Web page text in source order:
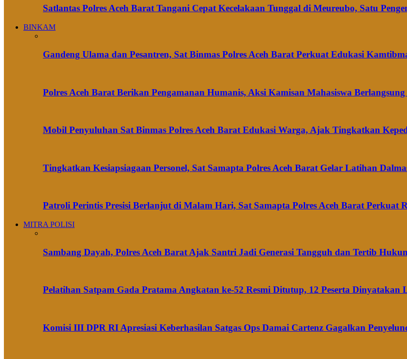
Satlantas Polres Aceh Barat Tangani Cepat Kecelakaan Tunggal di Meureubo, Satu
BINKAM
Gandeng Ulama dan Pesantren, Sat Binmas Polres Aceh Barat Perkuat Edukasi
Polres Aceh Barat Berikan Pengamanan Humanis, Aksi Kamisan Mahasiswa
Mobil Penyuluhan Sat Binmas Polres Aceh Barat Edukasi Warga, Ajak Tingkatkan
Tingkatkan Kesiapsiagaan Personel, Sat Samapta Polres Aceh Barat Gelar Latihan
Patroli Perintis Presisi Berlanjut di Malam Hari, Sat Samapta Polres Aceh Barat Perkuat
MITRA POLISI
Sambang Dayah, Polres Aceh Barat Ajak Santri Jadi Generasi Tangguh dan Tertib
Pelatihan Satpam Gada Pratama Angkatan ke-52 Resmi Ditutup, 12 Peserta Dinyatakan
Komisi III DPR RI Apresiasi Keberhasilan Satgas Ops Damai Cartenz Gagalkan